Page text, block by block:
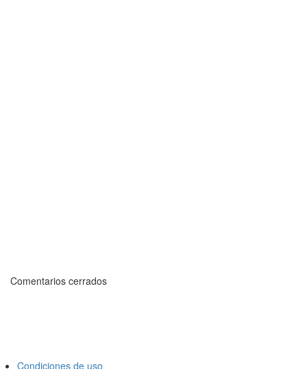
Comentarios cerrados
Condiciones de uso